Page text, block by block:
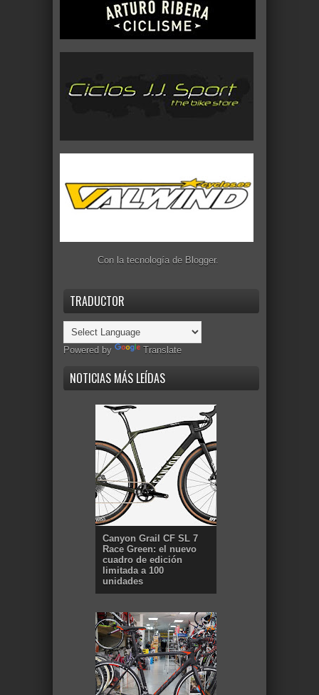
Con la tecnología de Blogger.
TRADUCTOR
Powered by Translate
NOTICIAS MÁS LEÍDAS
Canyon Grail CF SL 7
Race Green: el nuevo
cuadro de edición
limitada a 100
unidades